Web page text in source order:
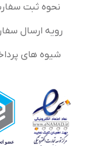
نحوه ثبت سفارش
رویه ارسال سفارش
شیوه های پرداخت